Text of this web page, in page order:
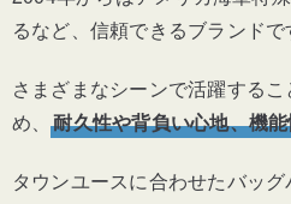
るなど、信頼できるブランドで
さまざまなシーンで活躍する
め、耐久性や背負い心地、機
タウンユースに合わせたバッ